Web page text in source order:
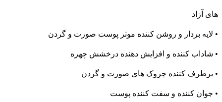
های آزاد
• لایه بردار و روشن کننده موثر پوست صورت و گردن
• شاداب کننده و افزایش دهنده درخشش چهره
• برطرف کننده چروک های صورت و گردن
• جوان کننده و سفت کننده پوست